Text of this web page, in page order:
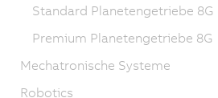
Standard Planetengetriebe 8G
Premium Planetengetriebe 8G
Mechatronische Systeme
Robotics